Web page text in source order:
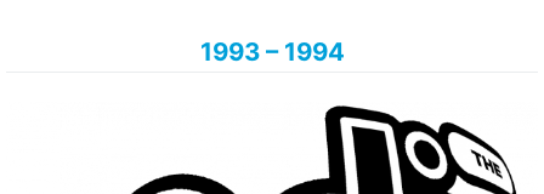
1993 – 1994